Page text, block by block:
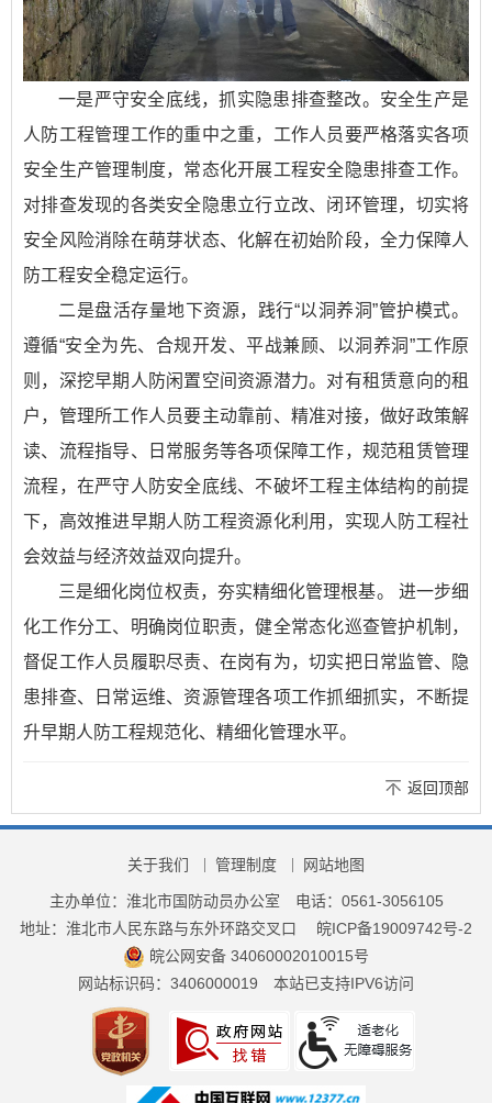
一是严守安全底线，抓实隐患排查整改。安全生产是
人防工程管理工作的重中之重，工作人员要严格落实各项
安全生产管理制度，常态化开展工程安全隐患排查工作。
对排查发现的各类安全隐患立行立改、闭环管理，切实将
安全风险消除在萌芽状态、化解在初始阶段，全力保障人
防工程安全稳定运行。
二是盘活存量地下资源，践行“以洞养洞”管护模式。
遵循“安全为先、合规开发、平战兼顾、以洞养洞”工作原
则，深挖早期人防闲置空间资源潜力。对有租赁意向的租
户，管理所工作人员要主动靠前、精准对接，做好政策解
读、流程指导、日常服务等各项保障工作，规范租赁管理
流程，在严守人防安全底线、不破坏工程主体结构的前提
下，高效推进早期人防工程资源化利用，实现人防工程社
会效益与经济效益双向提升。
三是细化岗位权责，夯实精细化管理根基。 进一步细
化工作分工、明确岗位职责，健全常态化巡查管护机制，
督促工作人员履职尽责、在岗有为，切实把日常监管、隐
患排查、日常运维、资源管理各项工作抓细抓实，不断提
升早期人防工程规范化、精细化管理水平。
返回顶部
关于我们 管理制度 网站地图
主办单位：淮北市国防动员办公室
电话：0561-3056105
地址：淮北市人民东路与东外环路交叉口
皖ICP备19009742号-2
皖公网安备 34060002010015号
网站标识码：3406000019
本站已支持IPV6访问